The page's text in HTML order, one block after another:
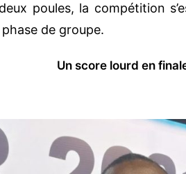
poules, la compétition
de groupe.
Un score lourd en